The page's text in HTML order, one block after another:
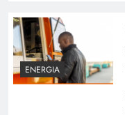
ENERGIA